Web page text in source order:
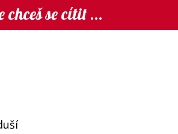
chceš se cítit ...